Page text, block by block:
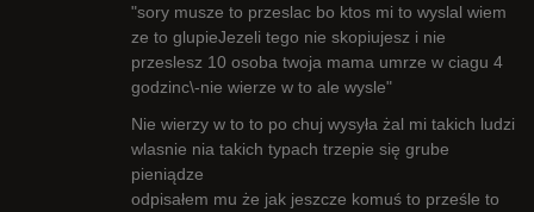
"sory musze to przeslac bo ktos mi to wyslal wiem
ze to glupieJezeli tego nie skopiujesz i nie
przeslesz 10 osoba twoja mama umrze w ciagu 4
godzinc\-nie wierze w to ale wysle"
Nie wierzy w to to po chuj wysyła żal mi takich ludzi
wlasnie nia takich typach trzepie się grube
pieniądze
odpisałem mu że jak jeszcze komuś to prześle to